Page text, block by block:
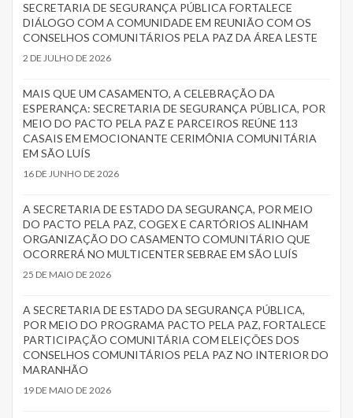
SECRETARIA DE SEGURANÇA PÚBLICA FORTALECE
DIÁLOGO COM A COMUNIDADE EM REUNIÃO COM OS
CONSELHOS COMUNITÁRIOS PELA PAZ DA ÁREA LESTE
2 DE JULHO DE 2026
MAIS QUE UM CASAMENTO, A CELEBRAÇÃO DA
ESPERANÇA: SECRETARIA DE SEGURANÇA PÚBLICA, POR
MEIO DO PACTO PELA PAZ E PARCEIROS REÚNE 113
CASAIS EM EMOCIONANTE CERIMÔNIA COMUNITÁRIA
EM SÃO LUÍS
16 DE JUNHO DE 2026
A SECRETARIA DE ESTADO DA SEGURANÇA, POR MEIO
DO PACTO PELA PAZ, COGEX E CARTÓRIOS ALINHAM
ORGANIZAÇÃO DO CASAMENTO COMUNITÁRIO QUE
OCORRERÁ NO MULTICENTER SEBRAE EM SÃO LUÍS
25 DE MAIO DE 2026
A SECRETARIA DE ESTADO DA SEGURANÇA PÚBLICA,
POR MEIO DO PROGRAMA PACTO PELA PAZ, FORTALECE
PARTICIPAÇÃO COMUNITÁRIA COM ELEIÇÕES DOS
CONSELHOS COMUNITÁRIOS PELA PAZ NO INTERIOR DO
MARANHÃO
19 DE MAIO DE 2026